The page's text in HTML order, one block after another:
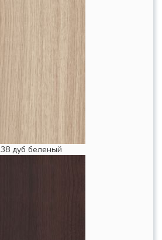
38 дуб беленый